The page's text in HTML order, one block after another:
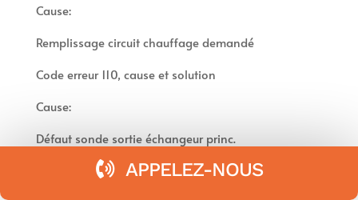
Cause:
Remplissage circuit chauffage demandé
Code erreur 110, cause et solution
Cause:
Défaut sonde sortie échangeur princ.
Code erreur 112, cause et solution
APPELEZ-NOUS